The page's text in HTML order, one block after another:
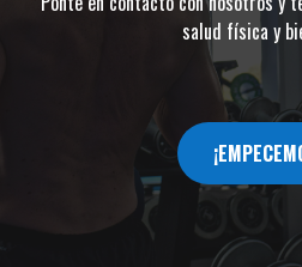
salud física y